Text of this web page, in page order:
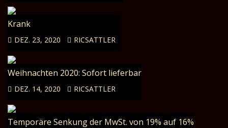
Krank
DEZ. 23, 2020 RICSATTLER
Weihnachten 2020: Sofort lieferbar
DEZ. 14, 2020 RICSATTLER
Temporäre Senkung der MwSt. von 19% auf 16%